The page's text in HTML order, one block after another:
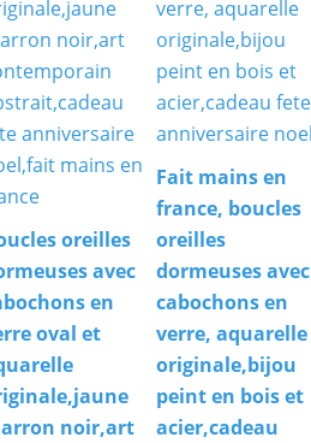
oreilles
avec
en
oval et
noir,art
Fait mains en
france, boucles
oreilles
dormeuses avec
cabochons en
verre, aquarelle
originale,bijou
peint en bois et
acier,cadeau